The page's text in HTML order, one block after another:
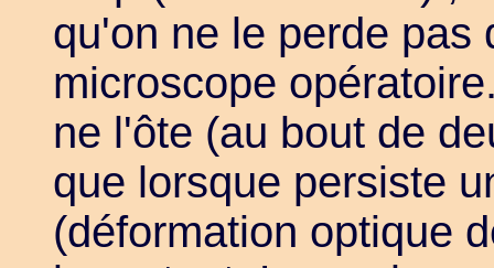
qu'on ne le perde pas
microscope
ne l'ôte (au bout de
que lorsque persiste
(déformation optique